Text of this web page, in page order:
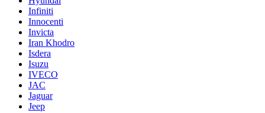
Infiniti
Innocenti
Invicta
Iran Khodro
Isdera
Isuzu
IVECO
JAC
Jaguar
Jeep